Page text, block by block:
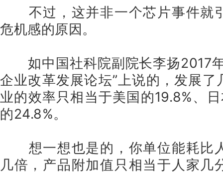
不过，这并非一个芯片事件就
危机感的原因。
如中国社科院副院长李扬2017
企业改革发展论坛”上说的，发展了
业的效率只相当于美国的19.8%、
的24.8%。
想一想也是的，你单位能耗比
几倍，产品附加值只相当于人家几